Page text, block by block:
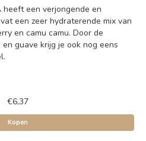
een verjongende en
een zeer hydraterende mix van
en camu camu. Door de
guave krijg je ook nog eens
€6,37
Kopen